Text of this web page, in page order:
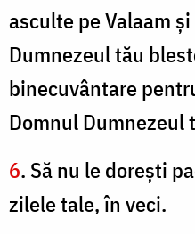
asculte pe Valaam
Dumnezeul tău
binecuvântare
Domnul Dumnezeul
6. Să nu le doreşti
zilele tale, în veci.